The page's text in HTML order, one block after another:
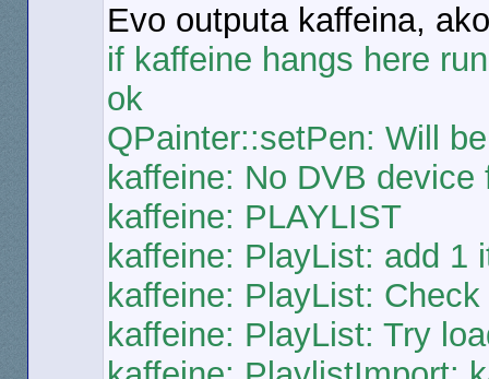
Evo outputa kaffeina,
if kaffeine hangs here
ok
QPainter::setPen: Will
kaffeine: No DVB device
kaffeine: PLAYLIST
kaffeine: PlayList: add 1
kaffeine: PlayList:
kaffeine: PlayList: Try